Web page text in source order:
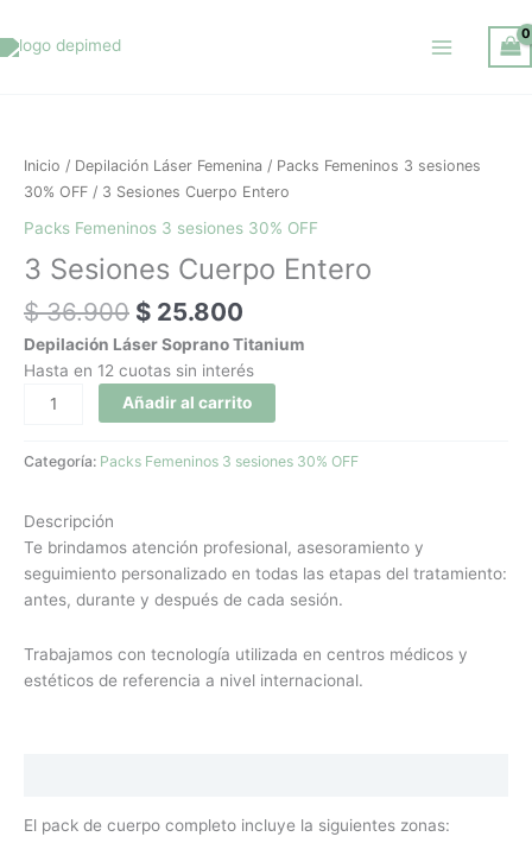
al
Inicio / Depilación Láser Femenina / Packs Femeninos 3 sesiones
30% OFF / 3 Sesiones Cuerpo Entero
Packs Femeninos 3 sesiones 30% OFF
3 Sesiones Cuerpo Entero
$36.900
original
era:
$ 36.900.
$ 25.800
actual
es:
Depilación Láser Soprano Titanium
Hasta en 12 cuotas sin interés
Cuerpo
Entero
Añadir al carrito
Categoría: Packs Femeninos 3 sesiones 30% OFF
Descripción
Te brindamos atención profesional, asesoramiento y
seguimiento personalizado en todas las etapas del tratamiento:
antes, durante y después de cada sesión.
Trabajamos con tecnología utilizada en centros médicos y
estéticos de referencia a nivel internacional.
El pack de cuerpo completo incluye la siguientes zonas: